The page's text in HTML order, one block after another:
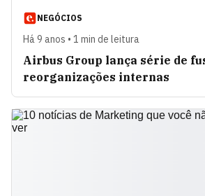
NEGÓCIOS
Há 9 anos • 1 min de leitura
Airbus Group lança série de
reorganizações internas